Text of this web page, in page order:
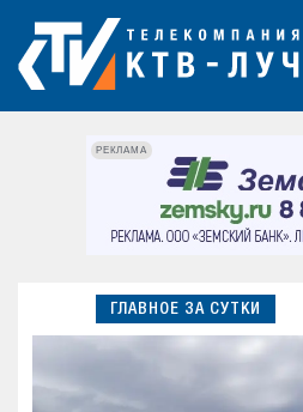
РЕКЛАМА
ГЛАВНОЕ ЗА СУТКИ